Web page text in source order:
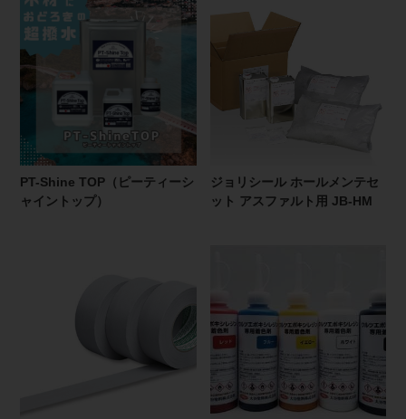
PT-Shine TOP（ピーティーシ
ャイントップ）
ジョリシール ホールメンテセ
ット アスファルト用 JB-HM